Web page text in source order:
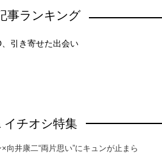
事ランキング
引き寄せた出会い
イチオシ特集
向井康二“両片思い”にキュンが止まら